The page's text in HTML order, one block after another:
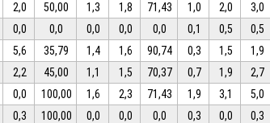
2,0 50,00 1,3 1,8 71,43 1,0 2,0 3,0
0,0 0,0 0,0 0,0 0,0 0,1 0,5 0,5
5,6 35,79 1,4 1,6 90,74 0,3 1,5 1,9
2,2 45,00 1,1 1,5 70,37 0,7 1,9 2,7
0,0 100,00 1,6 2,3 71,43 1,9 3,1 5,0
0,3 100,00 0,0 0,0 0,0 0,3 0,0 0,3